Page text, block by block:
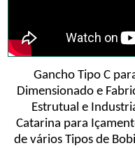
Gancho Tipo C
Dimensionado e
Estrutual e
Catarina para
de vários Tipos de